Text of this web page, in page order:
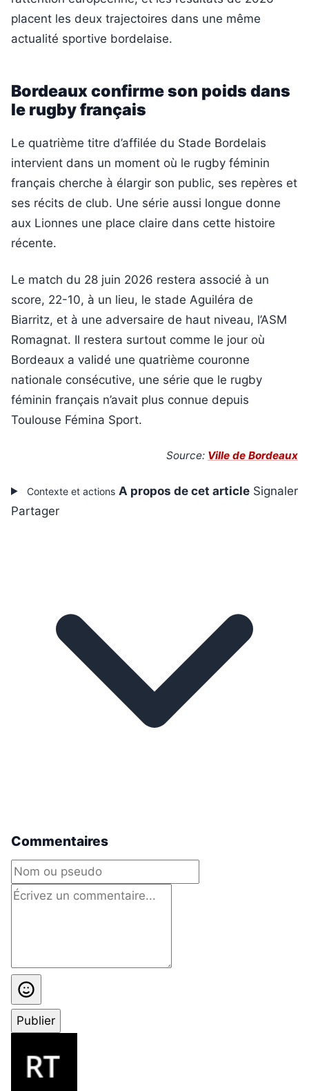
placent les deux trajectoires dans une même
actualité sportive bordelaise.
Bordeaux confirme son poids dans
le rugby français
Le quatrième titre d’affilée du Stade Bordelais
intervient dans un moment où le rugby féminin
français cherche à élargir son public, ses repères et
ses récits de club. Une série aussi longue donne
aux Lionnes une place claire dans cette histoire
récente.
Le match du 28 juin 2026 restera associé à un
score, 22-10, à un lieu, le stade Aguiléra de
Biarritz, et à une adversaire de haut niveau, l’ASM
Romagnat. Il restera surtout comme le jour où
Bordeaux a validé une quatrième couronne
nationale consécutive, une série que le rugby
féminin français n’avait plus connue depuis
Toulouse Fémina Sport.
Source: Ville de Bordeaux
Contexte et actions A propos de cet article Signaler
Partager
Commentaires
Publier